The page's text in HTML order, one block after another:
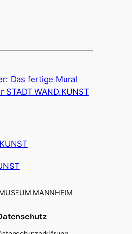
Das fertige Mural
STADT.WAND.KUNST
MANNHEIM